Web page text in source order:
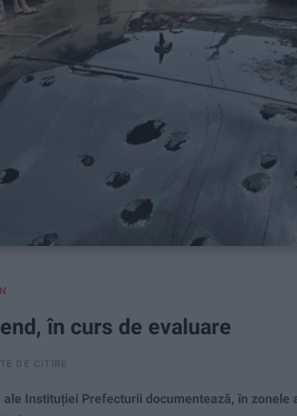
în curs de evaluare
DE CITIRE
ale Instituției Prefecturii documentează, în